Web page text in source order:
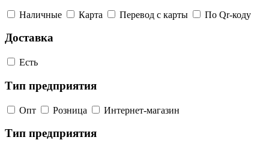
Наличные Карта Перевод с карты По Qr-коду
Доставка
Есть
Тип предприятия
Опт Розница Интернет-магазин
Тип предприятия